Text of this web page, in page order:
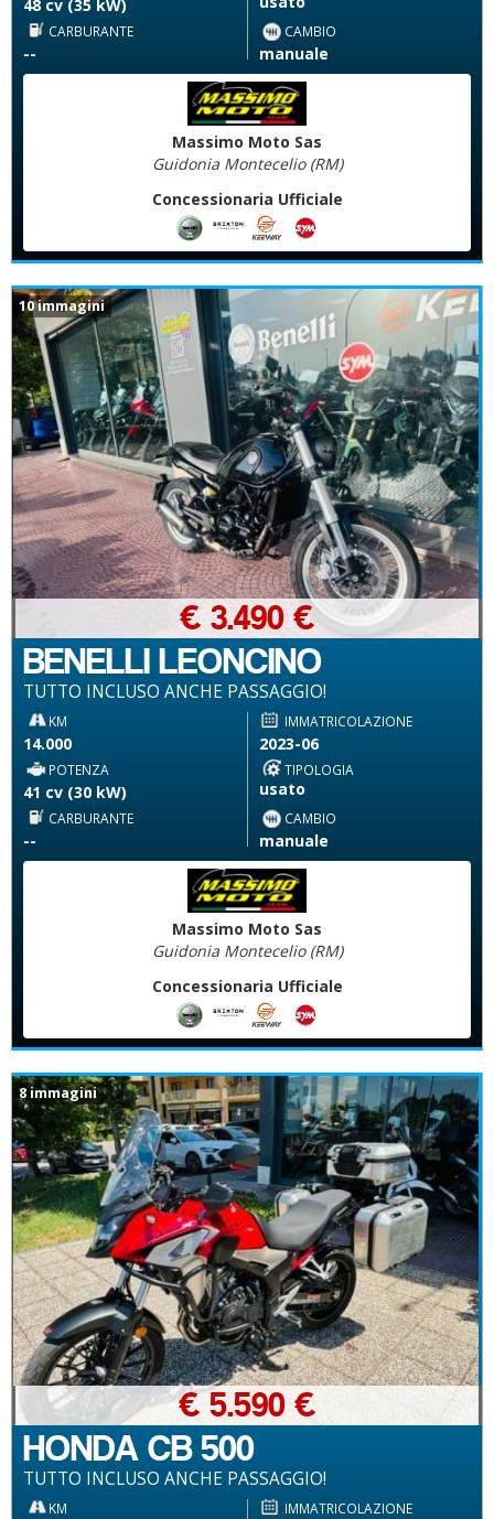
48 cv (35 kW)
CARBURANTE
--
CAMBIO
manuale
Massimo Moto Sas
Guidonia Montecelio (RM)
Concessionaria Ufficiale
10 immagini
BENELLI LEONCINO
TUTTO INCLUSO ANCHE PASSAGGIO!
€ 3.490 €
KM
14.000
IMMATRICOLAZIONE
2023-06
POTENZA
41 cv (30 kW)
TIPOLOGIA
usato
CARBURANTE
--
CAMBIO
manuale
Massimo Moto Sas
Guidonia Montecelio (RM)
Concessionaria Ufficiale
8 immagini
HONDA CB 500
TUTTO INCLUSO ANCHE PASSAGGIO!
€ 5.590 €
KM IMMATRICOLAZIONE